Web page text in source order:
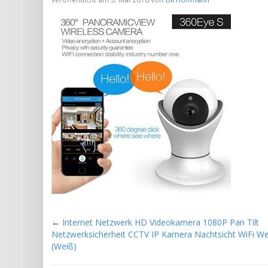
← Internet Netzwerk HD Videokamera 1080P Pan Tilt
Netzwerksicherheit CCTV IP Kamera Nachtsicht WiFi
(Weiß)